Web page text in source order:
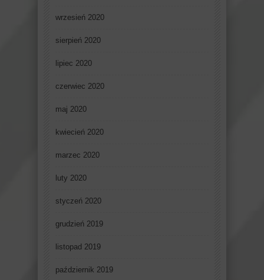
wrzesień 2020
sierpień 2020
lipiec 2020
czerwiec 2020
maj 2020
kwiecień 2020
marzec 2020
luty 2020
styczeń 2020
grudzień 2019
listopad 2019
październik 2019